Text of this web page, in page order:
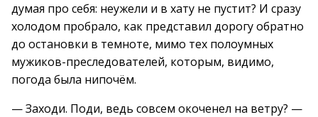
думая про себя: неужели и в хату не пустит? И сразу
холодом пробрало, как представил дорогу обратно
до остановки в темноте, мимо тех полоумных
мужиков-преследователей, которым, видимо,
погода была нипочём.
— Заходи. Поди, ведь совсем окоченел на ветру? —